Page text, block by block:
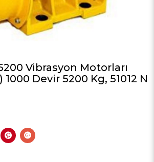
Vibrasyon Motorları
Devir 5200 Kg, 51012 N